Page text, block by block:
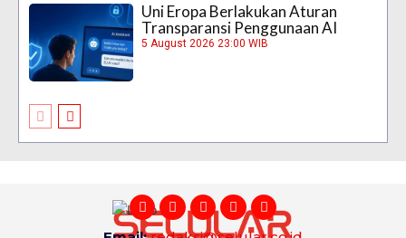
Uni Eropa Berlakukan Aturan
Transparansi Penggunaan AI
5 August 2026 23:00 WIB